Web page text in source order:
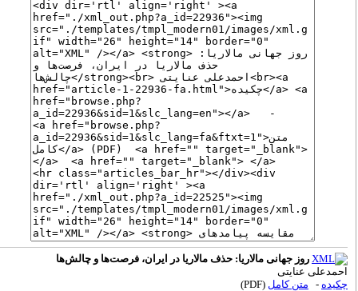
روز جهانی مالاریا: حذف مالاریا در ایران، فرصت‌ها و چالش‌ها
احمدعلی عنایتی
چکیده - متن کامل(PDF)